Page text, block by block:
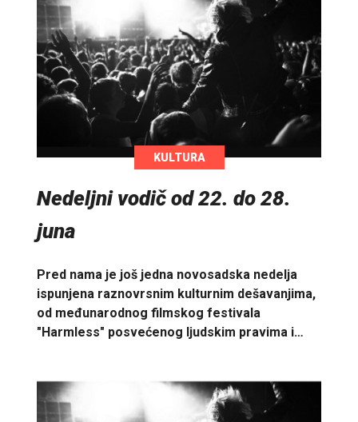
KULTURA
Nedeljni vodič od 22. do 28.
juna
Pred nama je još jedna novosadska nedelja
ispunjena raznovrsnim kulturnim dešavanjima,
od međunarodnog filmskog festivala
"Harmless" posvećenog ljudskim pravima i…